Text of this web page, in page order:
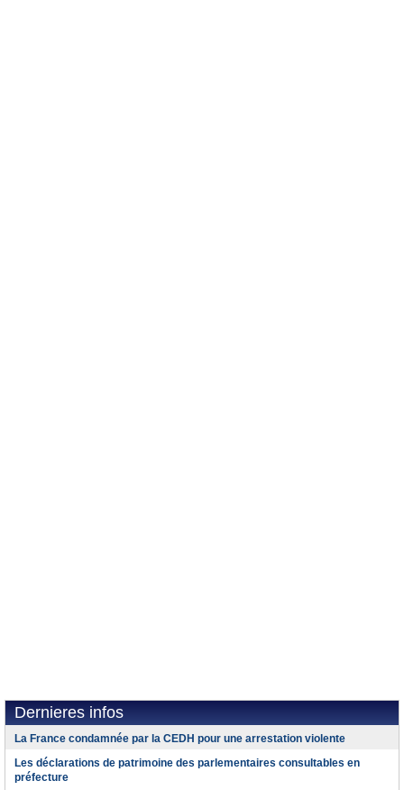
Dernieres infos
La France condamnée par la CEDH pour une arrestation violente
Les déclarations de patrimoine des parlementaires consultables en
préfecture